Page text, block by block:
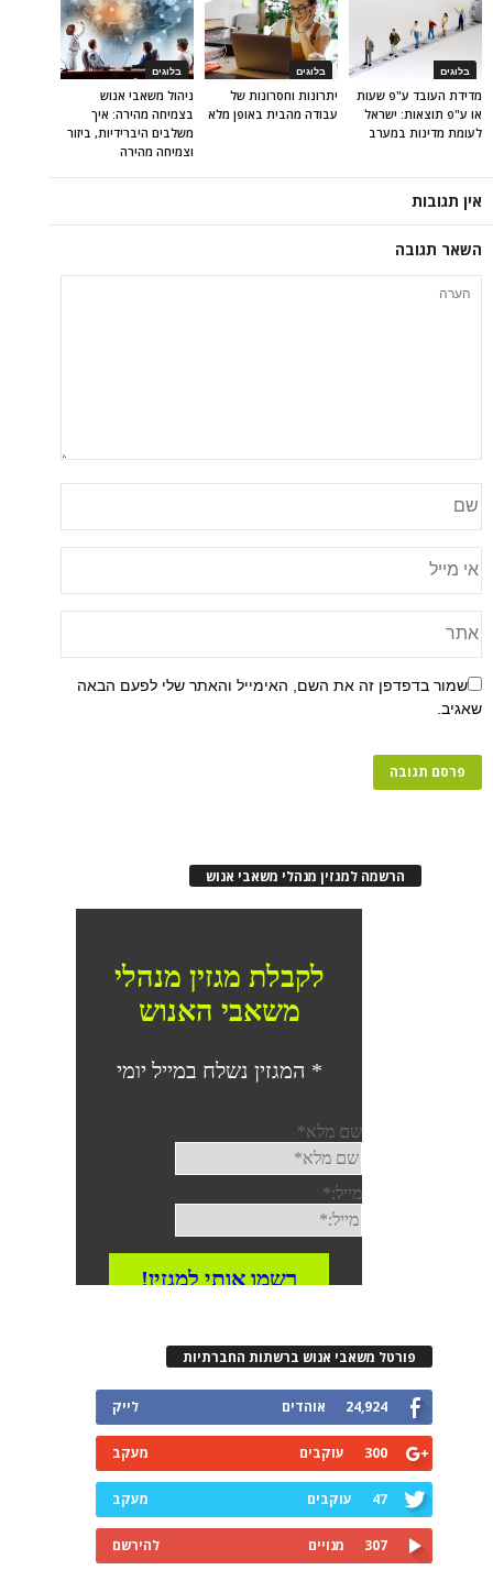
בלוגים
ניהול משאבי אנוש
בצמיחה מהירה: איך
משלבים היברידיות, ביזור
וצמיחה מהירה
בלוגים
יתרונות וחסרונות של
עבודה מהבית באופן מלא
בלוגים
מדידת העובד ע"פ שעות
או ע"פ תוצאות: ישראל
לעומת מדינות במערב
אין תגובות
השאר תגובה
שמור בדפדפן זה את השם, האימייל והאתר שלי לפעם הבאה
שאגיב.
הרשמה למגזין מנהלי משאבי אנוש
פורטל משאבי אנוש ברשתות החברתיות
24,924 אוהדים לייק
300 עוקבים מעקב
47 עוקבים מעקב
307 מנויים להירשם